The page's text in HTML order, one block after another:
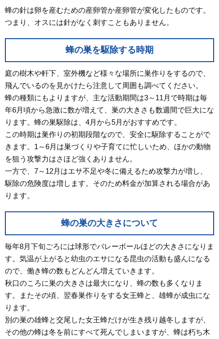
蜂の針は卵を産むための産卵管か産卵管が変化したものです。
つまり、オスには針がなく刺すこともありません。
蜂の巣を駆除する時期
庭の樹木や軒下、室外機など様々な場所に巣作りをするので、
飛んでいるのを見かけたら注意して周囲も調べてください。
蜂の種類にもよりますが、主な活動期間は3～11月で時期は毎
年6月頃から急激に数が増えて、巣の大きさも数週間で巨大にな
ります。蜂の巣駆除は、4月から5月がおすすめです。
この時期は巣作りの初期段階なので、安全に駆除することがで
きます。1～6月は巣づくりや子育てに忙しいため、ほかの動物
を狙う攻撃力はさほど強くありません。
一方で、7～12月はエサ不足や冬に備えるため攻撃力が増し、
駆除の危険度は増します。そのため料金が加算される場合があ
ります。
蜂の巣の大きさについて
毎年8月下旬ごろには球形でバレーボールほどの大きさになりま
す。気温が上がると幼虫のエサになる昆虫の活動も盛んになる
ので、働き蜂の数もどんどん増えていきます。
秋口のころに巣の大きさは最大になり、蜂の数も多くなりま
す。またその頃、翌春巣作りをする女王蜂と、雄蜂が成虫にな
ります。
別の巣の雄蜂と交尾した女王蜂だけが生き残り越冬しますが、
その他の蜂は冬を前にすべて死んでしまいますが、蜂は朽ち木